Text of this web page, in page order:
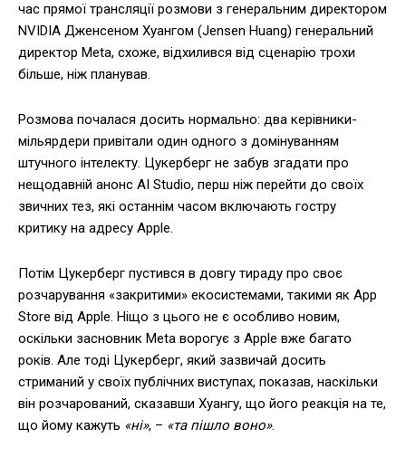
час прямої трансляції розмови з генеральним директором
NVIDIA Дженсеном Хуангом (Jensen Huang) генеральний
директор Meta, схоже, відхилився від сценарію трохи
більше, ніж планував.
Розмова почалася досить нормально: два керівники-
мільярдери привітали один одного з домінуванням
штучного інтелекту. Цукерберг не забув згадати про
нещодавній анонс AI Studio, перш ніж перейти до своїх
звичних тез, які останнім часом включають гостру
критику на адресу Apple.
Потім Цукерберг пустився в довгу тираду про своє
розчарування «закритими» екосистемами, такими як App
Store від Apple. Ніщо з цього не є особливо новим,
оскільки засновник Meta ворогує з Apple вже багато
років. Але тоді Цукерберг, який зазвичай досить
стриманий у своїх публічних виступах, показав, наскільки
він розчарований, сказавши Хуангу, що його реакція на те,
що йому кажуть «ні», – «та пішло воно».